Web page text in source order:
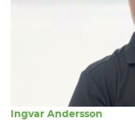
Ingvar Andersson